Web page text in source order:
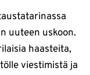
uuteen uskoon.
haasteita,
viestimistä ja